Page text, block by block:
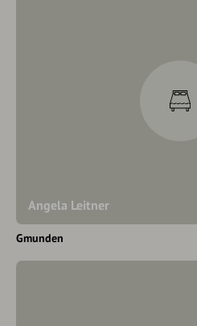
Angela Leitner
Gmunden